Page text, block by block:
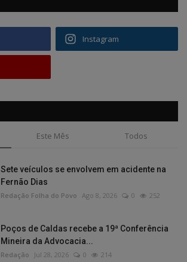
Instagram
Este Mês Todos
Sete veículos se envolvem em acidente na
Fernão Dias
Redação Folha do Povo Ago 8, 2026 0 252
Poços de Caldas recebe a 19ª Conferência
Mineira da Advocacia...
Redação Jul 28, 2026 0 214